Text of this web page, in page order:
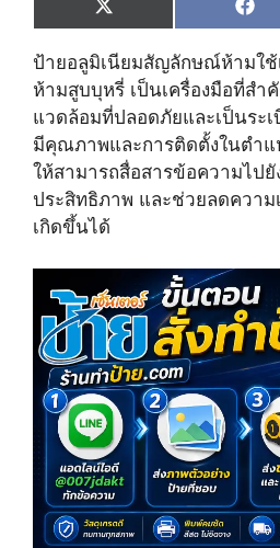
Share
on
X
(
T
w
i
t
t
e
r
)
on
F
a
c
e
b
o
k
ป้ายอลูมิเนียมสัญลักษณ์ห้ามใช้
ห้ามสูบบุหรี่ เป็นเครื่องมือที่สำ
แวดล้อมที่ปลอดภัยและเป็นระ
มีคุณภาพและการติดตั้งในตำแ
ให้สามารถสื่อสารข้อความไป
ประสิทธิภาพ และช่วยลดความ
เกิดขึ้นได้